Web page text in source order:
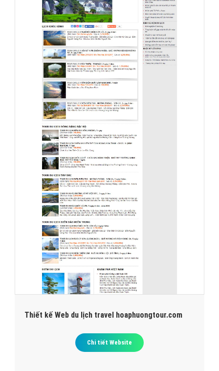
Thiết kế Web du lịch travel hoaphuongtour.com
Chi tiết Website